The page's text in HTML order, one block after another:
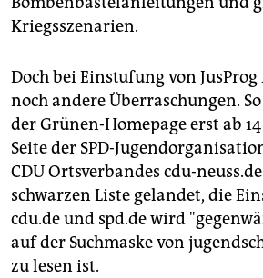
Kriegsszenarien.
Doch bei Einstufung von
noch andere Überraschungen.
der Grünen-Homepage erst ab
Seite der SPD-
CDU Ortsverbandes cdu-
schwarzen Liste gelandet, die
cdu.de und spd.de wird
auf der Suchmaske von
zu lesen ist.